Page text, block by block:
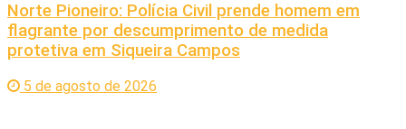
Norte Pioneiro: Polícia Civil prende homem em
flagrante por descumprimento de medida
protetiva em Siqueira Campos
5 de agosto de 2026